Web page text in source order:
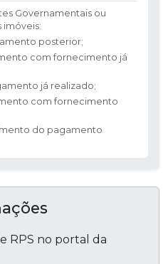
Governamentais ou
imóveis:
posterior;
com fornecimento já
já realizado;
com fornecimento
do pagamento
RPS no portal da